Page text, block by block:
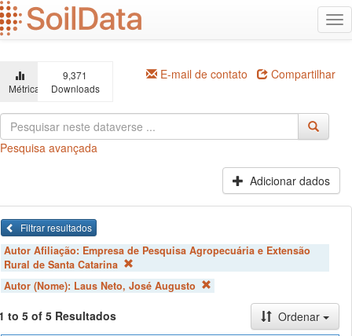
Ir
para
o
principal
Métricas
9,371
Downloads
E-mail de contato Compartilhar
Pesquisa avançada
Adicionar dados
Filtrar resultados
Autor Afiliação: Empresa de Pesquisa Agropecuária e Extensão
Rural de Santa Catarina
Autor (Nome): Laus Neto, José Augusto
to 5 of 5 Resultados
Ordenar